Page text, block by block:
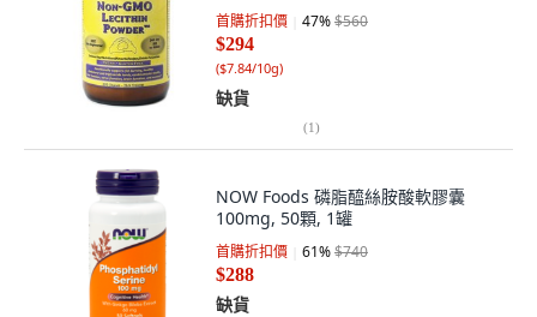
首購折扣價 47%$560
$294
($7.84/10g)
缺貨
(1)
NOW Foods 磷脂醯絲胺酸軟膠囊
100mg, 50顆, 1罐
首購折扣價 61%$740
$288
缺貨